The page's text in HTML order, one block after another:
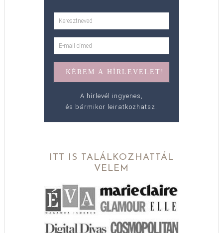
A hírlevél ingyenes,
és bármikor leiratkozhatsz.
ITT IS TALÁLKOZHATTÁL
VELEM